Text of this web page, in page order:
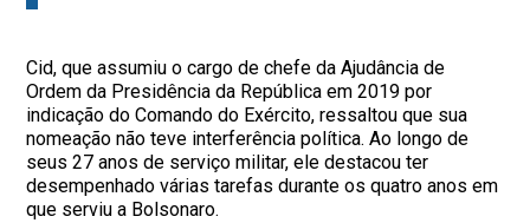
Cid, que assumiu o cargo de chefe da Ajudância de
Ordem da Presidência da República em 2019 por
indicação do Comando do Exército, ressaltou que sua
nomeação não teve interferência política. Ao longo de
seus 27 anos de serviço militar, ele destacou ter
desempenhado várias tarefas durante os quatro anos em
que serviu a Bolsonaro.